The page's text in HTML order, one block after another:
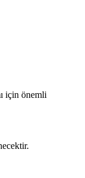
için önemli